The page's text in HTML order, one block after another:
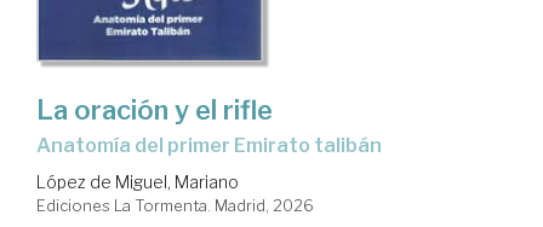
La oración y el rifle
Anatomía del primer Emirato talibán
López de Miguel, Mariano
Ediciones La Tormenta. Madrid, 2026